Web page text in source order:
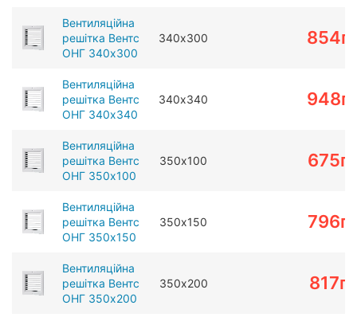
Вентиляційна
решітка Вентс
ОНГ 340х300
340х300 854
Вентиляційна
решітка Вентс
ОНГ 340х340
340х340 948
Вентиляційна
решітка Вентс
ОНГ 350х100
350х100 675
Вентиляційна
решітка Вентс
ОНГ 350х150
350х150 796
Вентиляційна
решітка Вентс
ОНГ 350х200
350х200 817